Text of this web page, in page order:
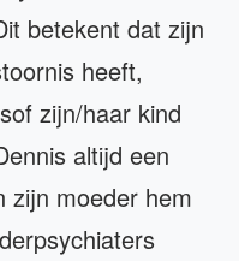
betekent dat zijn
heeft,
zijn/haar kind
altijd een
zijn moeder hem